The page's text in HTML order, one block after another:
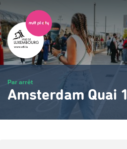
Passer
au
contenu
principal
Par arrêt
Amsterdam Quai 1